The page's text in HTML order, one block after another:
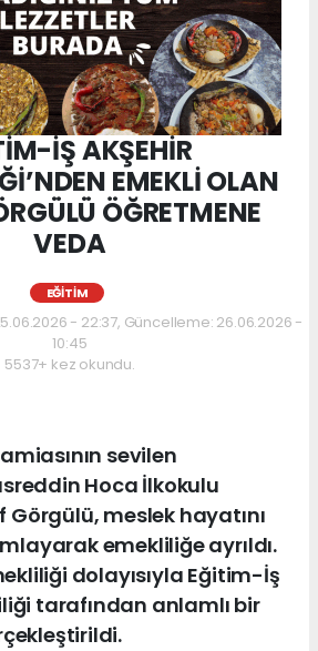
İŞ AKŞEHİR
EMEKLİ OLAN
ÖĞRETMENE
VEDA
EĞITIM
- 22:37, Güncelleme: 26.06.2026 -
10:45
5537+ kez okundu.
sevilen
Hoca İlkokulu
meslek hayatını
emekliliğe ayrıldı.
dolayısıyla Eğitim-İş
tarafından anlamlı bir